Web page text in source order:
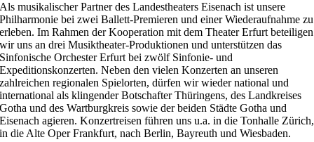
Als musikalischer Partner des Landestheaters Eisenach ist unsere
Philharmonie bei zwei Ballett-Premieren und einer Wiederaufnahme zu
erleben. Im Rahmen der Kooperation mit dem Theater Erfurt beteiligen
wir uns an drei Musiktheater-Produktionen und unterstützen das
Sinfonische Orchester Erfurt bei zwölf Sinfonie- und
Expeditionskonzerten. Neben den vielen Konzerten an unseren
zahlreichen regionalen Spielorten, dürfen wir wieder national und
international als klingender Botschafter Thüringens, des Landkreises
Gotha und des Wartburgkreis sowie der beiden Städte Gotha und
Eisenach agieren. Konzertreisen führen uns u.a. in die Tonhalle Zürich,
in die Alte Oper Frankfurt, nach Berlin, Bayreuth und Wiesbaden.